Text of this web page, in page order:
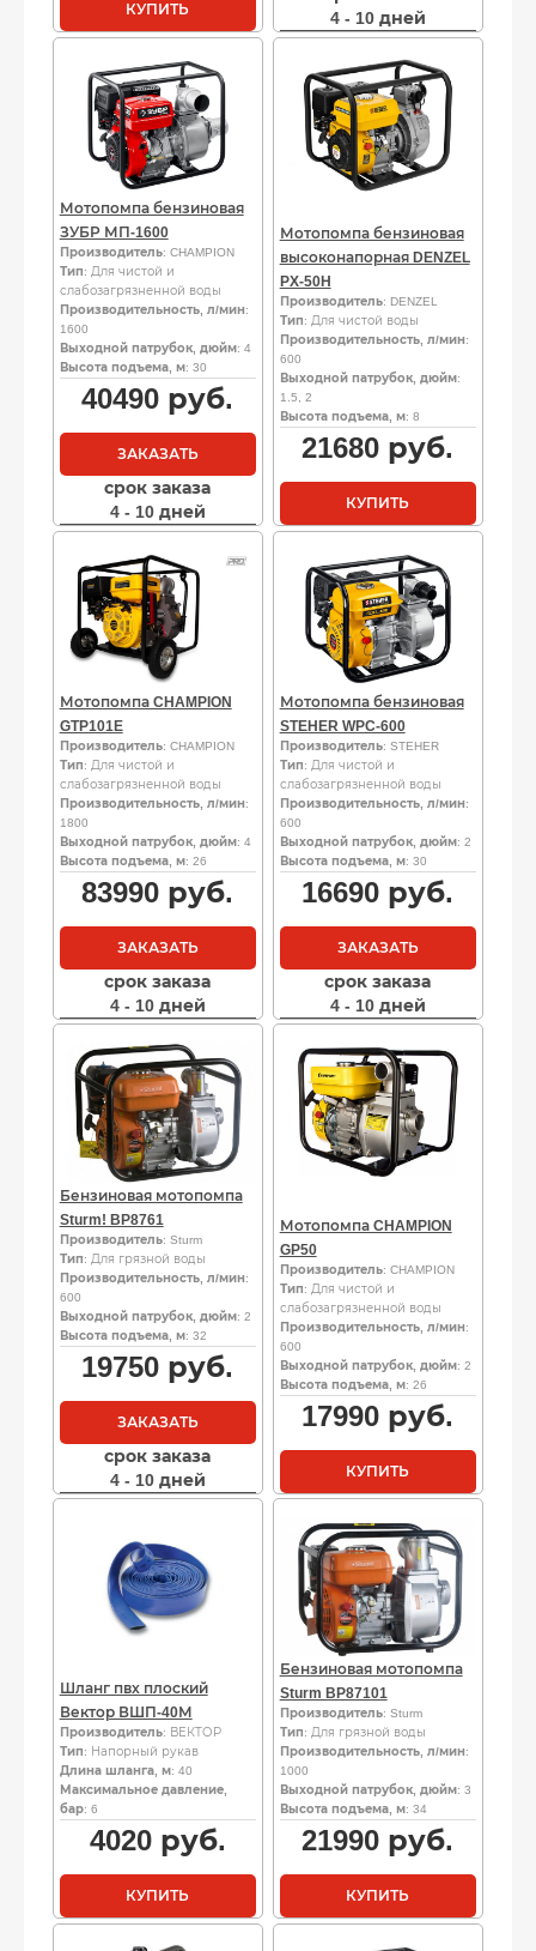
КУПИТЬ
4 - 10 дней
Мотопомпа бензиновая
ЗУБР МП-1600
Производитель: CHAMPION
Тип: Для чистой и
слабозагрязненной воды
Производительность, л/мин:
1600
Выходной патрубок, дюйм: 4
Высота подъема, м: 30
40490 руб.
ЗАКАЗАТЬ
срок заказа
4 - 10 дней
Мотопомпа бензиновая
высоконапорная DENZEL
PX-50H
Производитель: DENZEL
Тип: Для чистой воды
Производительность, л/мин:
600
Выходной патрубок, дюйм:
1.5, 2
Высота подъема, м: 8
21680 руб.
КУПИТЬ
Мотопомпа CHAMPION
GTP101E
Производитель: CHAMPION
Тип: Для чистой и
слабозагрязненной воды
Производительность, л/мин:
1800
Выходной патрубок, дюйм: 4
Высота подъема, м: 26
83990 руб.
ЗАКАЗАТЬ
срок заказа
4 - 10 дней
Мотопомпа бензиновая
STEHER WPC-600
Производитель: STEHER
Тип: Для чистой и
слабозагрязненной воды
Производительность, л/мин:
600
Выходной патрубок, дюйм: 2
Высота подъема, м: 30
16690 руб.
ЗАКАЗАТЬ
срок заказа
4 - 10 дней
Бензиновая мотопомпа
Sturm! BP8761
Производитель: Sturm
Тип: Для грязной воды
Производительность, л/мин:
600
Выходной патрубок, дюйм: 2
Высота подъема, м: 32
19750 руб.
ЗАКАЗАТЬ
срок заказа
4 - 10 дней
Мотопомпа CHAMPION
GP50
Производитель: CHAMPION
Тип: Для чистой и
слабозагрязненной воды
Производительность, л/мин:
600
Выходной патрубок, дюйм: 2
Высота подъема, м: 26
17990 руб.
КУПИТЬ
Шланг пвх плоский
Вектор ВШП-40М
Производитель: ВЕКТОР
Тип: Напорный рукав
Длина шланга, м: 40
Максимальное давление,
бар: 6
4020руб.
КУПИТЬ
Бензиновая мотопомпа
Sturm BP87101
Производитель: Sturm
Тип: Для грязной воды
Производительность, л/мин:
1000
Выходной патрубок, дюйм: 3
Высота подъема, м: 34
21990 руб.
КУПИТЬ